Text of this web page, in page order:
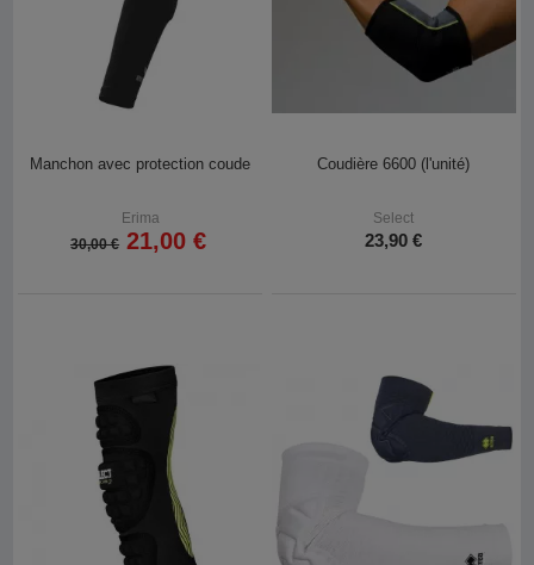
Manchon avec protection coude
Erima
30,00 € 21,00 €
Coudière 6600 (l'unité)
Select
23,90 €